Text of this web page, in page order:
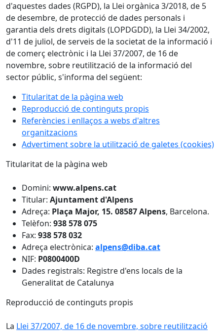
d'aquestes dades (RGPD), la Llei orgànica 3/2018, de 5
de desembre, de protecció de dades personals i
garantia dels drets digitals (LOPDGDD), la Llei 34/2002,
d'11 de juliol, de serveis de la societat de la informació i
de comerç electrònic i la Llei 37/2007, de 16 de
novembre, sobre reutilització de la informació del
sector públic, s'informa del següent:
Titularitat de la pàgina web
Reproducció de continguts propis
Referències i enllaços a webs d'altres
organitzacions
Advertiment sobre la utilització de galetes (cookies)
Titularitat de la pàgina web
Domini: www.alpens.cat
Titular: Ajuntament d'Alpens
Adreça: Plaça Major, 15. 08587 Alpens, Barcelona.
Telèfon: 938 578 075
Fax: 938 578 032
Adreça electrònica: alpens@diba.cat
NIF: P0800400D
Dades registrals: Registre d'ens locals de la
Generalitat de Catalunya
Reproducció de continguts propis
La Llei 37/2007, de 16 de novembre, sobre reutilització